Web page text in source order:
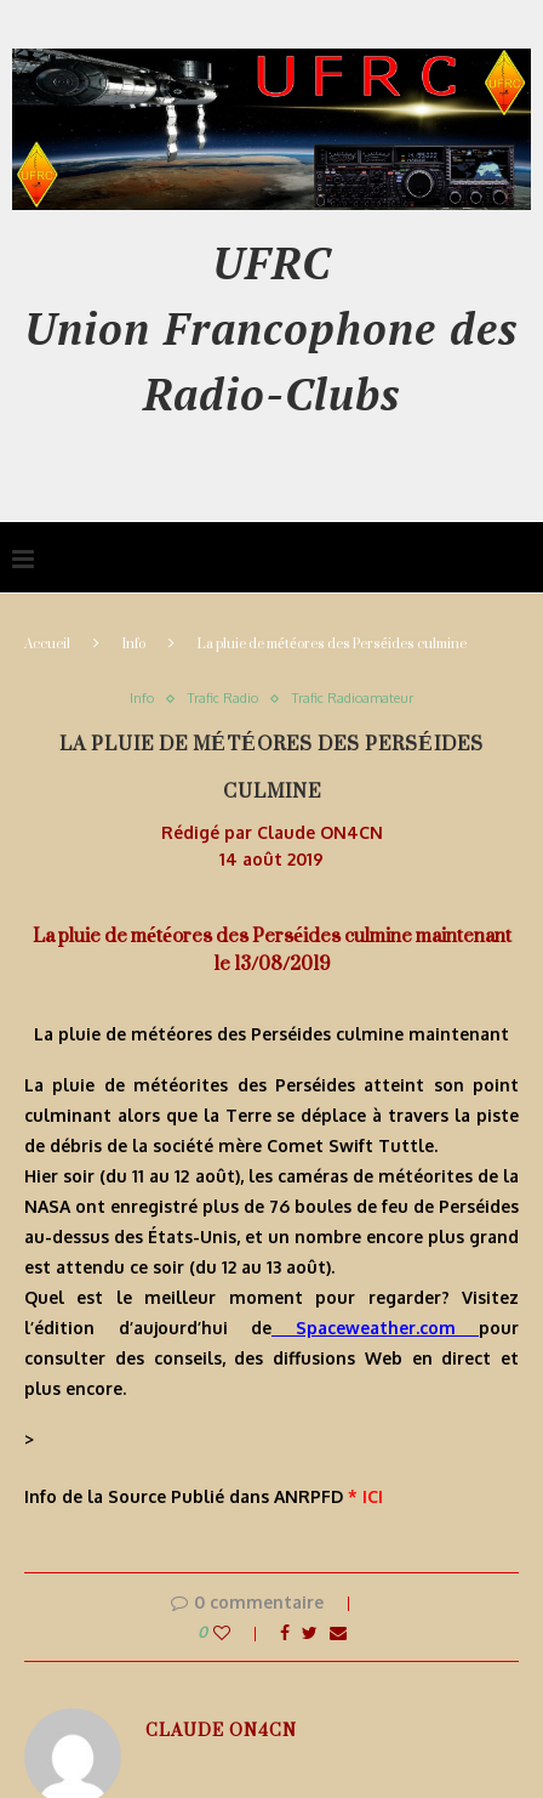
UFRC
Union Francophone des
Radio-Clubs
Accueil Info La pluie de météores des Perséides culmine
Info Trafic Radio Trafic Radioamateur
LA PLUIE DE MÉTÉORES DES PERSÉIDES
CULMINE
Rédigé par Claude ON4CN
14 août 2019
La pluie de météores des Perséides culmine maintenant
le 13/08/2019
La pluie de météores des Perséides culmine maintenant
La pluie de météorites des Perséides atteint son point
culminant alors que la Terre se déplace à travers la piste
de débris de la société mère Comet Swift Tuttle.
Hier soir (du 11 au 12 août), les caméras de météorites de la
NASA ont enregistré plus de 76 boules de feu de Perséides
au-dessus des États-Unis, et un nombre encore plus grand
est attendu ce soir (du 12 au 13 août).
Quel est le meilleur moment pour regarder? Visitez
l’édition d’aujourd’hui de
Spaceweather.com
pour
consulter des conseils, des diffusions Web en direct et
plus encore.
>
Info de la Source Publié dans ANRPFD * ICI
0 commentaire
0
CLAUDE ON4CN